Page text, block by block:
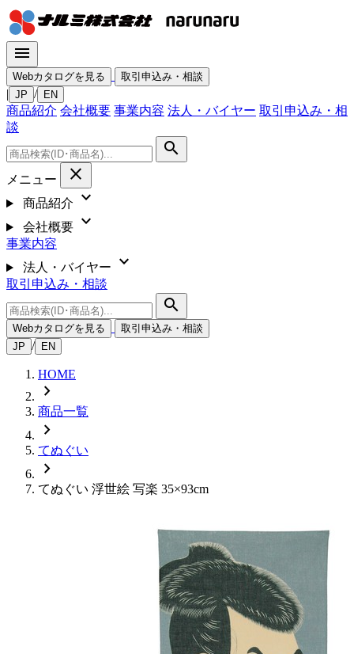
menu
Webカタログを見る 取引申込み・相談
| JP / EN
商品紹介 会社概要 事業内容 法人・バイヤー 取引申込み・相
談
search
メニュー close
商品紹介 expand_more
会社概要 expand_more
事業内容
法人・バイヤー
expand_more
取引申込み・相談
search
Webカタログを見る
取引申込み・相談
JP / EN
HOME
chevron_right
商品一覧
chevron_right
てぬぐい
chevron_right
てぬぐい 浮世絵 写楽 35×93cm